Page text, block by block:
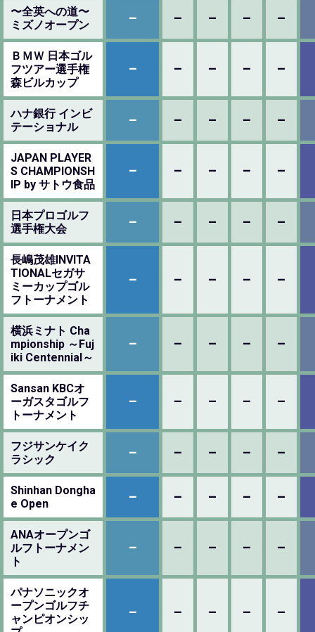
〜全英への道〜
ミズノオープン
– – – – –
ＢＭＷ 日本ゴル
フツアー選手権
森ビルカップ
– – – – –
ハナ銀行 インビ
テーショナル
– – – – –
JAPAN PLAYER
S CHAMPIONSH
IP by サトウ食品
– – – – –
日本プロゴルフ
選手権大会
– – – – –
長嶋茂雄INVITA
TIONALセガサ
ミーカップゴル
フトーナメント
– – – – –
横浜ミナト Cha
mpionship ～Fuj
iki Centennial～
– – – – –
Sansan KBCオ
ーガスタゴルフ
トーナメント
– – – – –
フジサンケイク
ラシック
– – – – –
Shinhan Dongha
e Open
– – – – –
ANAオープンゴ
ルフトーナメン
ト
– – – – –
パナソニックオ
ープンゴルフチ
ャンピオンシッ
– – – – –